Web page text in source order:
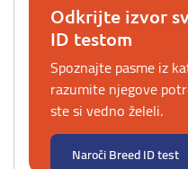
Odkrijte izvor
ID testom
Spoznajte pasme iz
razumite njegove
ste si vedno želeli.
Naroči Breed ID test